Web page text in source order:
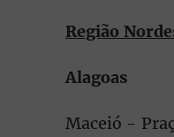
Região
Alagoas
Maceió -